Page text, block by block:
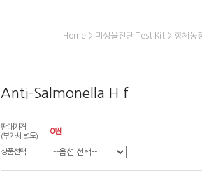
Home > 미생물진단 Test Kit > 항체동
Anti-Salmonella H f
판매가격
(부가세 별도)
0원
상품선택